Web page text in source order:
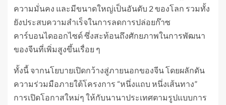
ความมั่นคง และมีขนาดใหญ่เป็นอันดับ 2 ของโลก รวมทั้ง
ยังประสบความสำเร็จในการลดการปล่อยก๊าซ
คาร์บอนไดออกไซด์ ซึ่งสะท้อนถึงศักยภาพในการพัฒนา
ของจีนที่เพิ่มสูงขึ้นเรื่อย ๆ
ทั้งนี้ จากนโยบายเปิดกว้างสู่ภายนอกของจีน โดยผลักดัน
ความร่วมมือภายใต้โครงการ “หนึ่งแถบ หนึ่งเส้นทาง”
การเปิดโอกาสใหม่ๆ ให้กับนานาประเทศตามรูปแบบการ